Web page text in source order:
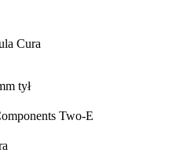
Cura
tył
Two-E